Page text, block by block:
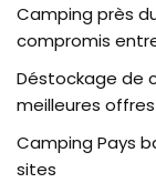
Camping près
compromis
Déstockage de
meilleures offres
Camping Pays
sites